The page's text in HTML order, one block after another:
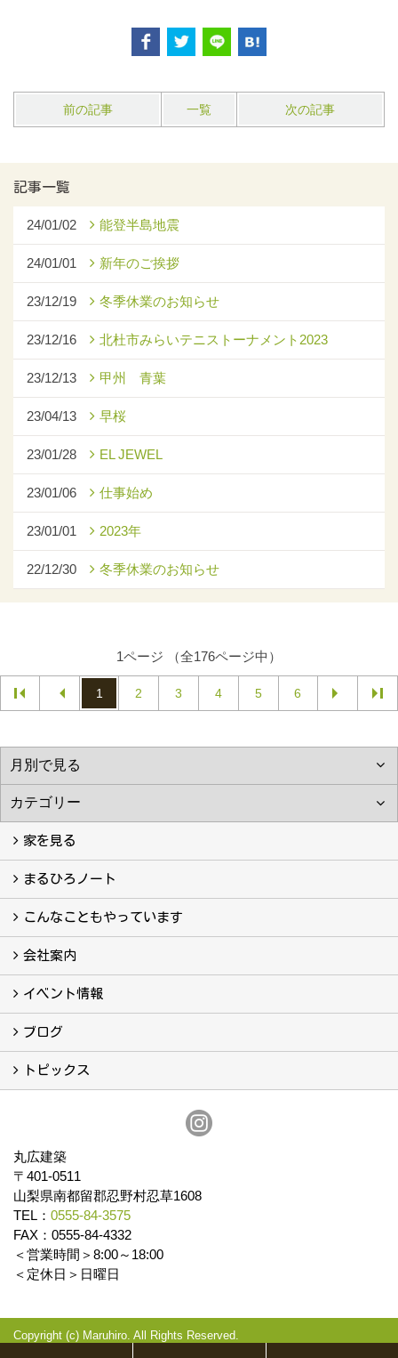
前の記事 一覧 次の記事
記事一覧
24/01/02 能登半島地震
24/01/01 新年のご挨拶
23/12/19 冬季休業のお知らせ
23/12/16 北杜市みらいテニストーナメント2023
23/12/13 甲州 青葉
23/04/13 早桜
23/01/28 EL JEWEL
23/01/06 仕事始め
23/01/01 2023年
22/12/30 冬季休業のお知らせ
1ページ （全176ページ中）
1 2 3 4 5 6
家を見る
フォトギャラリー
現場レポート
完工事例
お客様の声
まるひろノート
真っ直ぐの家づくり
自慢の大工たち
こだわりの自然素材
快適な家のエッセンス
注文住宅ができるまで
こんなこともやっています
こんなこともやっています
会社案内
会社案内
まるひろの人
スタッフ紹介
プライバシーポリシー
イベント情報
イベント予告
イベント報告
ブログ
ブログ
トピックス
丸広建築
〒401-0511
山梨県南都留郡忍野村忍草1608
TEL： 0555-84-3575
FAX：0555-84-4332
＜営業時間＞8:00～18:00
＜定休日＞日曜日
Copyright (c) Maruhiro. All Rights Reserved.